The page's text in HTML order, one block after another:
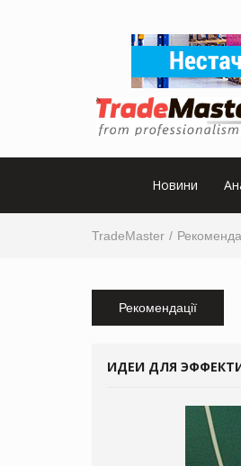
Новини
TradeMaster
Рекомендації
ИДЕИ ДЛЯ